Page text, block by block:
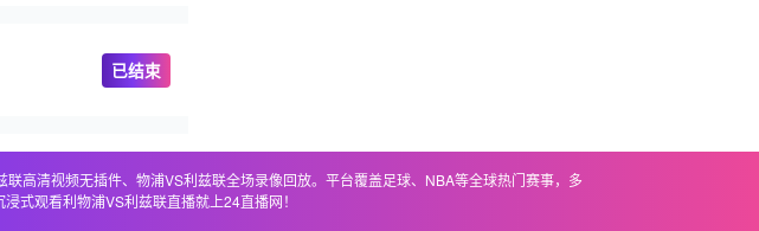
已结束
高清视频无插件、物浦VS利兹联全场录像回放。平台覆盖足球、NBA等全球热门赛事，多
式观看利物浦VS利兹联直播就上24直播网！